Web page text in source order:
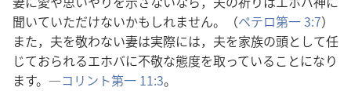
聞いていただけないかもしれません。（ペテロ第一 3:7）
また，夫を敬わない妻は実際には，夫を家族の頭として任
じておられるエホバに不敬な態度を取っていることになり
ます。―コリント第一 11:3。